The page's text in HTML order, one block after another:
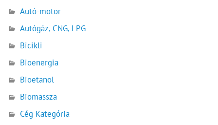
Autó-motor
Autógáz, CNG, LPG
Bicikli
Bioenergia
Bioetanol
Biomassza
Cég Kategória